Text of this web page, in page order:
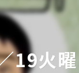
19火